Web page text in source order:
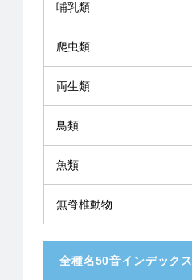
哺乳類
爬虫類
両生類
鳥類
魚類
無脊椎動物
全種名50音インデックス